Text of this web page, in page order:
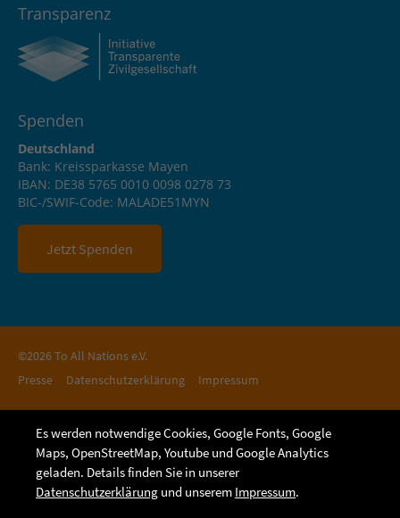
Transparenz
Spenden
Deutschland
Bank: Kreissparkasse Mayen
IBAN: DE38 5765 0010 0098 0278 73
BIC-/SWIF-Code: MALADE51MYN
Jetzt Spenden
©2026 To All Nations e.V.
Presse
Datenschutzerklärung Impressum
Es werden notwendige Cookies, Google Fonts, Google
Maps, OpenStreetMap, Youtube und Google Analytics
geladen. Details finden Sie in unserer
Datenschutzerklärung und unserem Impressum.